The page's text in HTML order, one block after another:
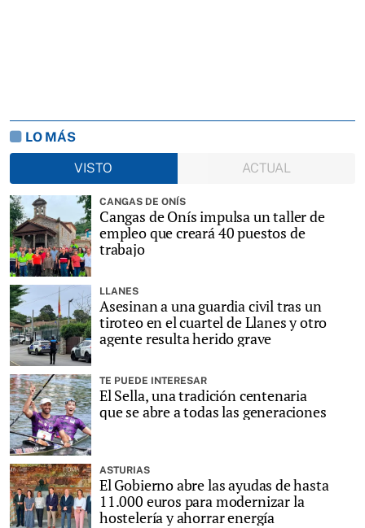
LO MÁS
VISTO
ACTUAL
CANGAS DE ONÍS
Cangas de Onís impulsa un taller de
empleo que creará 40 puestos de
trabajo
LLANES
Asesinan a una guardia civil tras un
tiroteo en el cuartel de Llanes y otro
agente resulta herido grave
TE PUEDE INTERESAR
El Sella, una tradición centenaria
que se abre a todas las generaciones
ASTURIAS
El Gobierno abre las ayudas de hasta
11.000 euros para modernizar la
hostelería y ahorrar energía